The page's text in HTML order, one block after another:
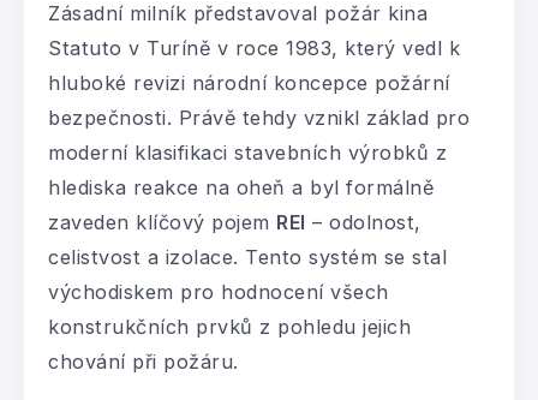
Zásadní milník představoval požár kina
Statuto v Turíně v roce 1983, který vedl k
hluboké revizi národní koncepce požární
bezpečnosti. Právě tehdy vznikl základ pro
moderní klasifikaci stavebních výrobků z
hlediska reakce na oheň a byl formálně
zaveden klíčový pojem REI – odolnost,
celistvost a izolace. Tento systém se stal
východiskem pro hodnocení všech
konstrukčních prvků z pohledu jejich
chování při požáru.